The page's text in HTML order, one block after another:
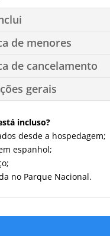
de menores
de cancelamento
gerais
incluso?
desde a hospedagem;
espanhol;
no Parque Nacional.